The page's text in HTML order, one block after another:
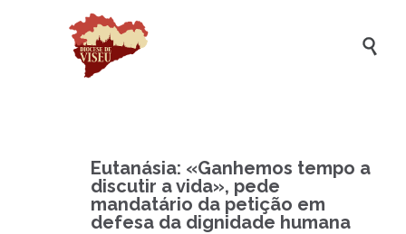

Eutanásia: «Ganhemos tempo a
discutir a vida», pede
mandatário da petição em
defesa da dignidade humana